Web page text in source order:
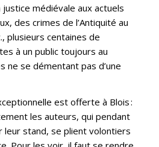
justice médiévale aux actuels
des crimes de l’Antiquité au
plusieurs centaines de
à un public toujours au
ne se démentant pas d’une
est offerte à Blois :
les auteurs, qui pendant
leur stand, se plient volontiers